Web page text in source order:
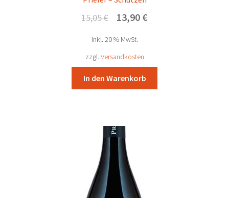
15,05€
Ursprünglicher
war:
15,05 €
13,90 €Aktueller
inkl. 20 % MwSt.
zzgl. Versandkosten
In den Warenkorb